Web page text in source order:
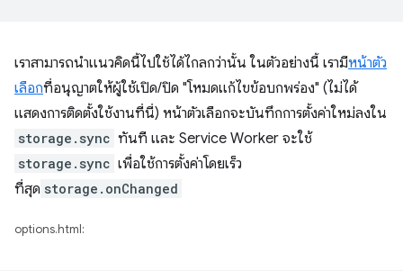
เราสามารถนำแนวคิดนี้ไปใช้ได้ไกลกว่านั้น ในตัวอย่างนี้ เรามีหน้าตัว
เลือกที่อนุญาตให้ผู้ใช้เปิด/ปิด "โหมดแก้ไขข้อบกพร่อง" (ไม่ได้
แสดงการติดตั้งใช้งานที่นี่) หน้าตัวเลือกจะบันทึกการตั้งค่าใหม่ลงใน
storage.sync ทันที และ Service Worker จะใช้
storage.sync เพื่อใช้การตั้งค่าโดยเร็ว
ที่สุด storage.onChanged
options.html: